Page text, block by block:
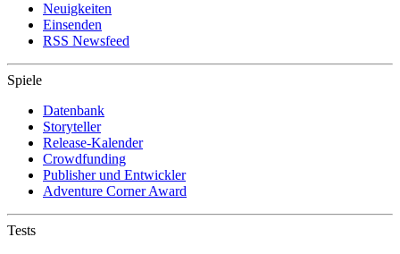
Neuigkeiten
Einsenden
RSS Newsfeed
Spiele
Datenbank
Storyteller
Release-Kalender
Crowdfunding
Publisher und Entwickler
Adventure Corner Award
Tests